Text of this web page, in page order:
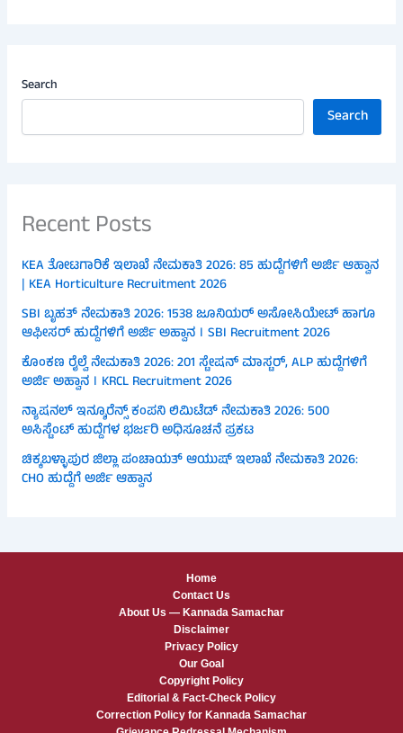
Search
Search
Recent Posts
KEA ತೋಟಗಾರಿಕೆ ಇಲಾಖೆ ನೇಮಕಾತಿ 2026: 85 ಹುದ್ದೆಗಳಿಗೆ ಅರ್ಜಿ ಆಹ್ವಾನ
| KEA Horticulture Recruitment 2026
SBI ಬೃಹತ್ ನೇಮಕಾತಿ 2026: 1538 ಜೂನಿಯರ್ ಅಸೋಸಿಯೇಟ್ ಹಾಗೂ
ಆಫೀಸರ್ ಹುದ್ದೆಗಳಿಗೆ ಅರ್ಜಿ ಅಹ್ವಾನ । SBI Recruitment 2026
ಕೊಂಕಣ ರೈಲ್ವೆ ನೇಮಕಾತಿ 2026: 201 ಸ್ಟೇಷನ್ ಮಾಸ್ಟರ್, ALP ಹುದ್ದೆಗಳಿಗೆ
ಅರ್ಜಿ ಅಹ್ವಾನ । KRCL Recruitment 2026
ನ್ಯಾಷನಲ್ ಇನ್ಶೂರೆನ್ಸ್ ಕಂಪನಿ ಲಿಮಿಟೆಡ್ ನೇಮಕಾತಿ 2026: 500
ಅಸಿಸ್ಟೆಂಟ್ ಹುದ್ದೆಗಳ ಭರ್ಜರಿ ಅಧಿಸೂಚನೆ ಪ್ರಕಟ
ಚಿಕ್ಕಬಳ್ಳಾಪುರ ಜಿಲ್ಲಾ ಪಂಚಾಯತ್ ಆಯುಷ್ ಇಲಾಖೆ ನೇಮಕಾತಿ 2026:
CHO ಹುದ್ದೆಗೆ ಅರ್ಜಿ ಆಹ್ವಾನ
Home
Contact Us
About Us — Kannada Samachar
Disclaimer
Privacy Policy
Our Goal
Copyright Policy
Editorial & Fact-Check Policy
Correction Policy for Kannada Samachar